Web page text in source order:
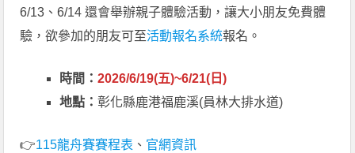
6/13、6/14 還會舉辦親子體驗活動，讓大小朋友免費體
驗，欲參加的朋友可至活動報名系統報名。
時間：2026/6/19(五)~6/21(日)
地點：彰化縣鹿港福鹿溪(員林大排水道)
👉115龍舟賽賽程表 、 官網資訊